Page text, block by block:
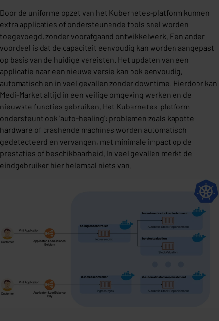
Door de uniforme opzet van het Kubernetes-platform kunnen
extra applicaties of ondersteunende tools snel worden
toegevoegd, zonder voorafgaand ontwikkelwerk. Een ander
voordeel is dat de capaciteit eenvoudig kan worden aangepast
op basis van de huidige vereisten. Het updaten van een
applicatie naar een nieuwe versie kan ook eenvoudig,
automatisch en in veel gevallen zonder downtime. Hierdoor kan
Medi-Market altijd in een veilige omgeving werken en de
nieuwste functies gebruiken. Het Kubernetes-platform
ondersteunt ook 'auto-healing': problemen zoals kapotte
hardware of crashende machines worden automatisch
gedetecteerd en vervangen, met minimale impact op de
prestaties of beschikbaarheid. In veel gevallen merkt de
eindgebruiker hier helemaal niets van.